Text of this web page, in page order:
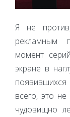
Я не
рекламным
момент
экране в
всего, это
чудовищно